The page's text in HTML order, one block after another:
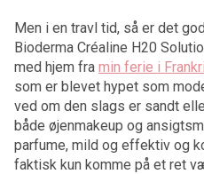
Men i en travl tid, så er det
Bioderma Créaline H20
med hjem fra min ferie i
som er blevet hypet som
ved om den slags er sandt
både øjenmakeup og
parfume, mild og effektiv og
faktisk kun komme på et ret